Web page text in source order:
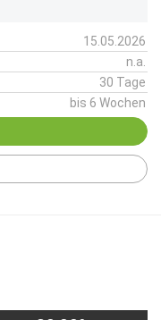
15.05.2026
n.a.
30 Tage
bis 6 Wochen